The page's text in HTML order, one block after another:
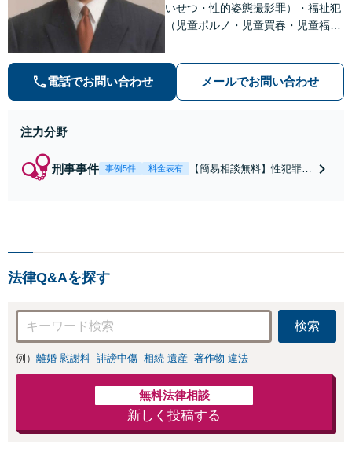
いせつ・性的姿態撮影罪）・福祉犯
（児童ポルノ・児童買春・児童福祉
等）に非常に詳しい弁護士です
電話でお問い合わせ メールでお問い合わせ
注力分野
刑事事件 事例5件 料金表有
【簡易相談無料】性犯罪
法律Q&Aを探す
検索
例） 離婚 慰謝料 誹謗中傷 相続 遺産 著作物 違法
無料法律相談
新しく投稿する